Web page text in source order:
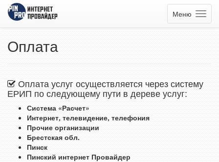
Меню
Оплата
Оплата услуг осуществляется через систему
ЕРИП по следующему пути в дереве услуг:
Система «Расчет»
Интернет, телевидение, телефония
Прочие организации
Брестская обл.
Пинск
Пинский интернет Провайдер